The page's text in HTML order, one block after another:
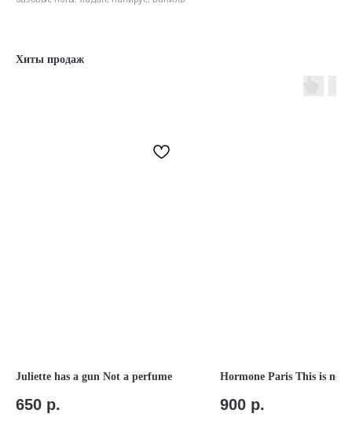
Хиты продаж
Juliette has a gun Not a perfume
650 р.
Hormone Paris This is not
900 р.